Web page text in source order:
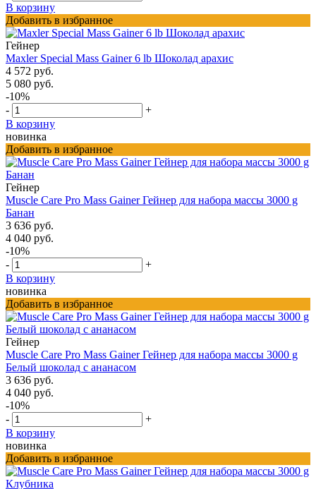
В корзину
Добавить в избранное
Гейнер
Maxler Special Mass Gainer 6 lb Шоколад арахис
4 572 руб.
5 080 руб.
-10%
-
+
В корзину
новинка
Добавить в избранное
Гейнер
Muscle Care Pro Mass Gainer Гейнер для набора массы 3000 g
Банан
3 636 руб.
4 040 руб.
-10%
-
+
В корзину
новинка
Добавить в избранное
Гейнер
Muscle Care Pro Mass Gainer Гейнер для набора массы 3000 g
Белый шоколад с ананасом
3 636 руб.
4 040 руб.
-10%
-
+
В корзину
новинка
Добавить в избранное